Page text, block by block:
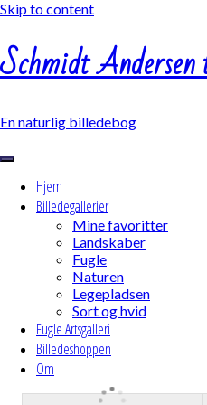
Skip to content
Schmidt
En naturlig billedebog
Hjem
Billedegallerier
Mine favoritter
Landskaber
Fugle
Naturen
Legepladsen
Sort og hvid
Fugle Artsgalleri
Billedeshoppen
Om